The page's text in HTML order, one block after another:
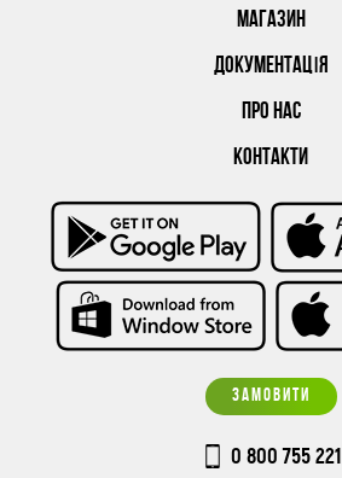
МАГАЗИН
ДОКУМЕНТАЦІЯ
ПРО НАС
КОНТАКТИ
ЗАМОВИТИ
0 800 755 221